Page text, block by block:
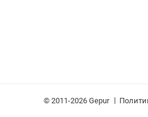
© 2011-2026 Gepur |